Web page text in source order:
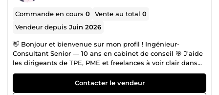
Commande en cours0 Vente au total0
Vendeur depuisJuin 2026
👋 Bonjour et bienvenue sur mon profil ! Ingénieur-
Consultant Senior — 10 ans en cabinet de conseil 🎯 J'aide
les dirigeants de TPE, PME et freelances à voir clair dans
leur activité : où ils en sont vraiment, où sont les freins, et
quoi actionner en priorité pour faire croître leur chiffre
d'affaires. Ancien Wavestone · SopraSteria · Missions
Contacter le vendeur